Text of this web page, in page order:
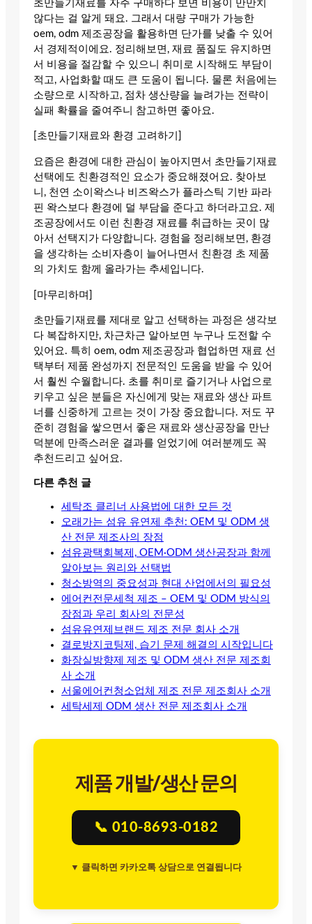
초만들기재료를 자주 구매하다 보면 비용이 만만치
않다는 걸 알게 돼요. 그래서 대량 구매가 가능한
oem, odm 제조공장을 활용하면 단가를 낮출 수 있어
서 경제적이에요. 정리해보면, 재료 품질도 유지하면
서 비용을 절감할 수 있으니 취미로 시작해도 부담이
적고, 사업화할 때도 큰 도움이 됩니다. 물론 처음에는
소량으로 시작하고, 점차 생산량을 늘려가는 전략이
실패 확률을 줄여주니 참고하면 좋아요.
[초만들기재료와 환경 고려하기]
요즘은 환경에 대한 관심이 높아지면서 초만들기재료
선택에도 친환경적인 요소가 중요해졌어요. 찾아보
니, 천연 소이왁스나 비즈왁스가 플라스틱 기반 파라
핀 왁스보다 환경에 덜 부담을 준다고 하더라고요. 제
조공장에서도 이런 친환경 재료를 취급하는 곳이 많
아서 선택지가 다양합니다. 경험을 정리해보면, 환경
을 생각하는 소비자층이 늘어나면서 친환경 초 제품
의 가치도 함께 올라가는 추세입니다.
[마무리하며]
초만들기재료를 제대로 알고 선택하는 과정은 생각보
다 복잡하지만, 차근차근 알아보면 누구나 도전할 수
있어요. 특히 oem, odm 제조공장과 협업하면 재료 선
택부터 제품 완성까지 전문적인 도움을 받을 수 있어
서 훨씬 수월합니다. 초를 취미로 즐기거나 사업으로
키우고 싶은 분들은 자신에게 맞는 재료와 생산 파트
너를 신중하게 고르는 것이 가장 중요합니다. 저도 꾸
준히 경험을 쌓으면서 좋은 재료와 생산공장을 만난
덕분에 만족스러운 결과를 얻었기에 여러분께도 꼭
추천드리고 싶어요.
다른 추천 글
세탁조 클리너 사용법에 대한 모든 것
오래가는 섬유 유연제 추천: OEM 및 ODM 생
산 전문 제조사의 장점
섬유광택회복제, OEM·ODM 생산공장과 함께
알아보는 원리와 선택법
청소방역의 중요성과 현대 산업에서의 필요성
에어컨전문세척 제조 – OEM 및 ODM 방식의
장점과 우리 회사의 전문성
섬유유연제브랜드 제조 전문 회사 소개
결로방지코팅제, 습기 문제 해결의 시작입니다
화장실방향제 제조 및 ODM 생산 전문 제조회
사 소개
서울에어컨청소업체 제조 전문 제조회사 소개
세탁세제 ODM 생산 전문 제조회사 소개
제품 개발/생산 문의
📞 010-8693-0182
▼ 클릭하면 카카오톡 상담으로 연결됩니다